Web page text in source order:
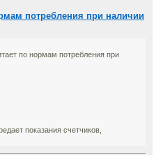
потребления при наличии
по нормам потребления при
показания счетчиков,